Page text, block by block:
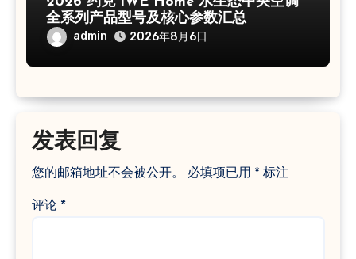
全系列产品型号及核心参数汇总
admin 2026年8月6日
发表回复
您的邮箱地址不会被公开。 必填项已用 *标注
评论 *